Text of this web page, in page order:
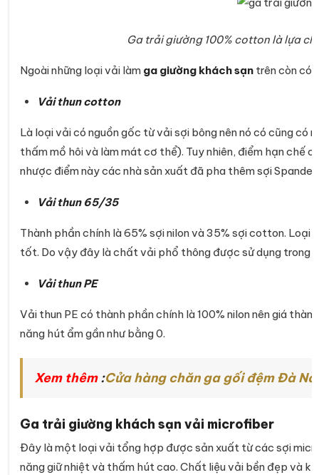
Ga trải giường 100% cotton là lựa
Ngoài những loại vải làm ga giường khách sạn trên còn có
Vải thun cotton
Là loại vải có nguồn gốc từ vải sợi bông nên nó có cũng
thấm mồ hôi và làm mát cơ thể). Tuy nhiên, điểm hạn chế
nhược điểm này các nhà sản xuất đã pha thêm sợi
Vải thun 65/35
Thành phần chính là 65% sợi nilon và 35% sợi cotton.
tốt. Do vậy đây là chất vải phổ thông được sử dụng trong
Vải thun PE
Vải thun PE có thành phần chính là 100% nilon nên giá
năng hút ẩm gần như bằng 0.
Xem thêm:Cửa hàng chăn ga gối đệm Đà
Ga trải giường khách sạn vải microfiber
Đây là một loại vải tổng hợp được sản xuất từ các sợi
năng giữ nhiệt và thấm hút cao. Chất liệu vải bền đẹp và